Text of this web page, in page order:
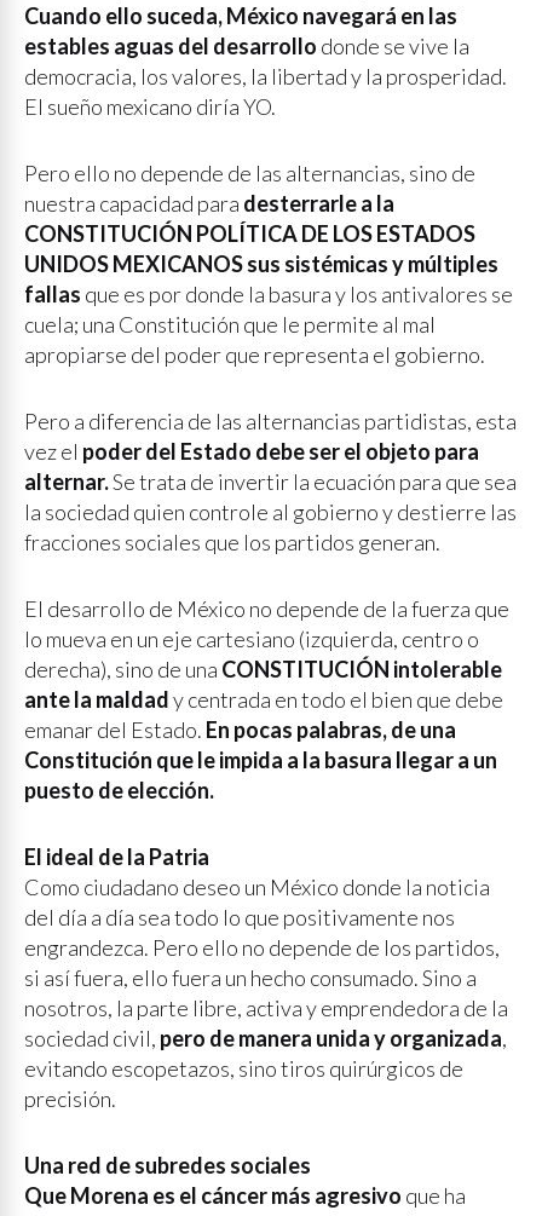
Cuando ello suceda, México navegará en las
estables aguas del desarrollo donde se vive la
democracia, los valores, la libertad y la prosperidad.
El sueño mexicano diría YO.
Pero ello no depende de las alternancias, sino de
nuestra capacidad para desterrarle a la
CONSTITUCIÓN POLÍTICA DE LOS ESTADOS
UNIDOS MEXICANOS sus sistémicas y múltiples
fallas que es por donde la basura y los antivalores se
cuela; una Constitución que le permite al mal
apropiarse del poder que representa el gobierno.
Pero a diferencia de las alternancias partidistas, esta
vez el poder del Estado debe ser el objeto para
alternar.Se trata de invertir la ecuación para que sea
la sociedad quien controle al gobierno y destierre las
fracciones sociales que los partidos generan.
El desarrollo de México no depende de la fuerza que
lo mueva en un eje cartesiano (izquierda, centro o
derecha), sino de una CONSTITUCIÓN intolerable
ante la maldady centrada en todo el bien que debe
emanar del Estado. En pocas palabras, de una
Constitución que le impida a la basura llegar a un
puesto de elección.
El ideal de la Patria
Como ciudadano deseo un México donde la noticia
del día a día sea todo lo que positivamente nos
engrandezca. Pero ello no depende de los partidos,
si así fuera, ello fuera un hecho consumado. Sino a
nosotros, la parte libre, activa y emprendedora de la
sociedad civil, pero de manera unida y organizada,
evitando escopetazos, sino tiros quirúrgicos de
precisión.
Una red de subredes sociales
Que Morena es el cáncer más agresivo que ha